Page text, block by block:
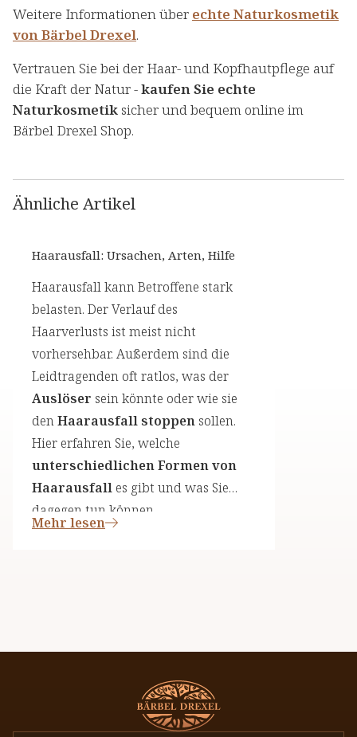
Weitere Informationen über echte Naturkosmetik
von Bärbel Drexel.
Vertrauen Sie bei der Haar- und Kopfhautpflege auf
die Kraft der Natur -kaufen Sie echte
Naturkosmetik sicher und bequem online im
Bärbel Drexel Shop.
Ähnliche Artikel
Haarausfall: Ursachen, Arten, Hilfe
Haarausfall kann Betroffene stark
belasten. Der Verlauf des
Haarverlusts ist meist nicht
vorhersehbar. Außerdem sind die
Leidtragenden oft ratlos, was der
Auslöser sein könnte oder wie sie
denHaarausfall stoppen sollen.
Hier erfahren Sie, welche
unterschiedlichen Formen von
Haarausfall es gibt und was Sie
dagegen tun können.
Mehr lesen